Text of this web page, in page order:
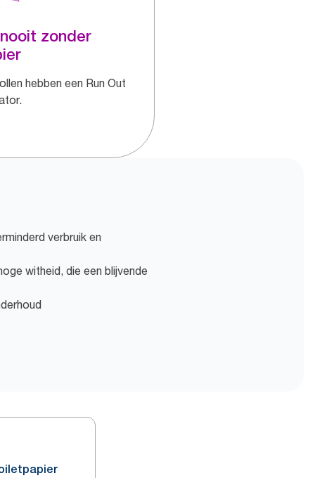
zonder
hebben een Run Out
verbruik en
witheid, die een blijvende